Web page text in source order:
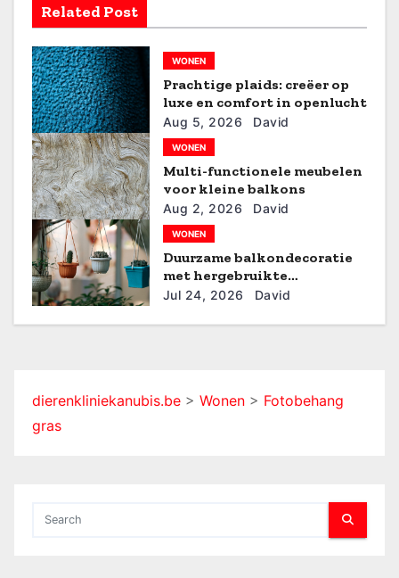
n
a
v
i
g
a
t
i
e
Related Post
WONEN
Prachtige plaids: creëer op
luxe en comfort in openlucht
Aug 5, 2026 David
WONEN
Multi-functionele meubelen
voor kleine balkons
Aug 2, 2026 David
WONEN
Duurzame balkondecoratie
met hergebruikte
materialen
Jul 24, 2026 David
dierenkliniekanubis.be > Wonen > Fotobehang
gras